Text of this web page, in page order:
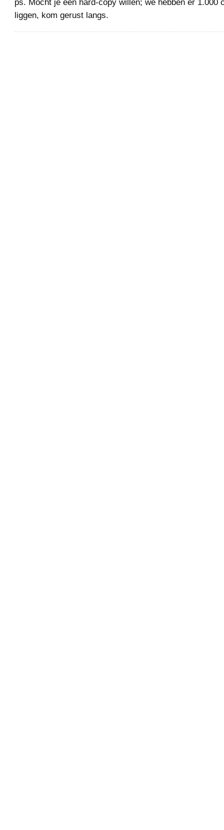
ps. Mocht je een hard-copy willen; we hebben er 1.000
liggen, kom gerust langs.